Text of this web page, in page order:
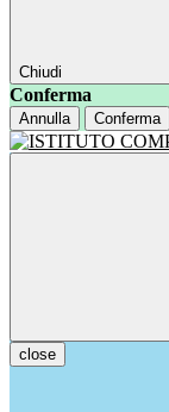
Chiudi
Conferma
Annulla Conferma
close